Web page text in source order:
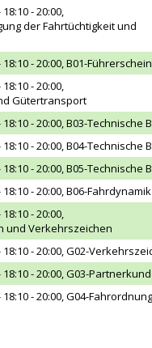
18:10 - 20:00,
der Fahrtüchtigkeit und
18:10 - 20:00,B01-Führerschein
18:10 - 20:00,
Gütertransport
18:10 - 20:00,B03-Technische
18:10 - 20:00,B04-Technische
18:10 - 20:00,B05-Technische
18:10 - 20:00,B06-Fahrdynamik
18:10 - 20:00,
und Verkehrszeichen
18:10 - 20:00,G02-
18:10 - 20:00,G03-
18:10 - 20:00,G04-Fahrordnung